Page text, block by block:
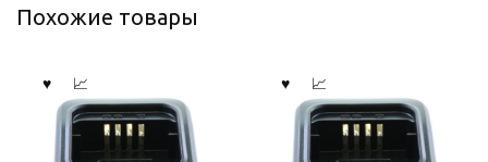
Похожие товары